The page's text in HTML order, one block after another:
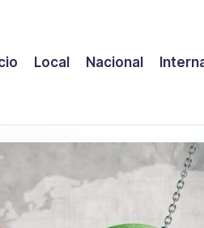
Local Nacional